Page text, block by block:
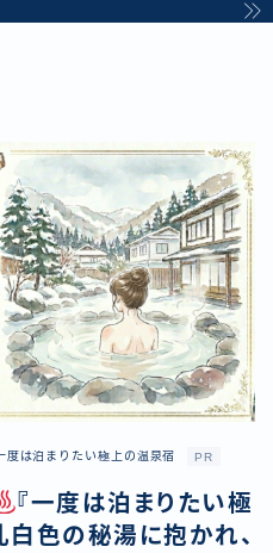
度は泊まりたい極上の温泉宿 PR
『一度は泊まりたい極
白色の秘湯に抱かれ、